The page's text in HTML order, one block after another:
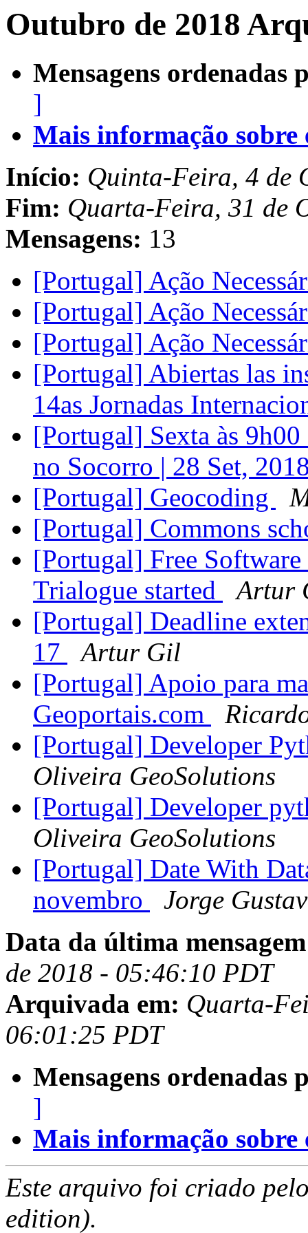
Outubro de 2018
Mensagens ordenadas
]
Mais informação sobre
Início: Quinta-Feira, 4 de
Fim: Quarta-Feira, 31 de
Mensagens: 13
[Portugal] Ação
[Portugal] Ação
[Portugal] Ação
[Portugal] Abiertas las
14as Jornadas
[Portugal] Sexta às
no Socorro | 28 Set,
[Portugal] Geocoding
[Portugal] Commons
[Portugal] Free
Trialogue started
Artur
[Portugal] Deadline
17
Artur Gil
[Portugal] Apoio para
Geoportais.com
[Portugal] Developer
Oliveira GeoSolutions
[Portugal] Developer
Oliveira GeoSolutions
[Portugal] Date With
novembro
Jorge
Data da última
de 2018 - 05:46:10 PDT
Arquivada em: Quarta-
06:01:25 PDT
Mensagens ordenadas
]
Mais informação sobre
Este arquivo foi criado
edition).